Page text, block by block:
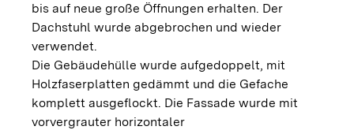
bis auf neue große Öffnungen erhalten. Der
Dachstuhl wurde abgebrochen und wieder
verwendet.
Die Gebäudehülle wurde aufgedoppelt, mit
Holzfaserplatten gedämmt und die Gefache
komplett ausgeflockt. Die Fassade wurde mit
vorvergrauter horizontaler